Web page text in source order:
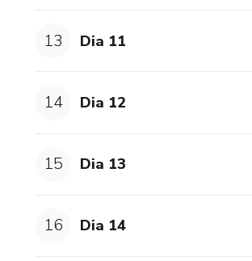
13 Dia 11
14 Dia 12
15 Dia 13
16 Dia 14